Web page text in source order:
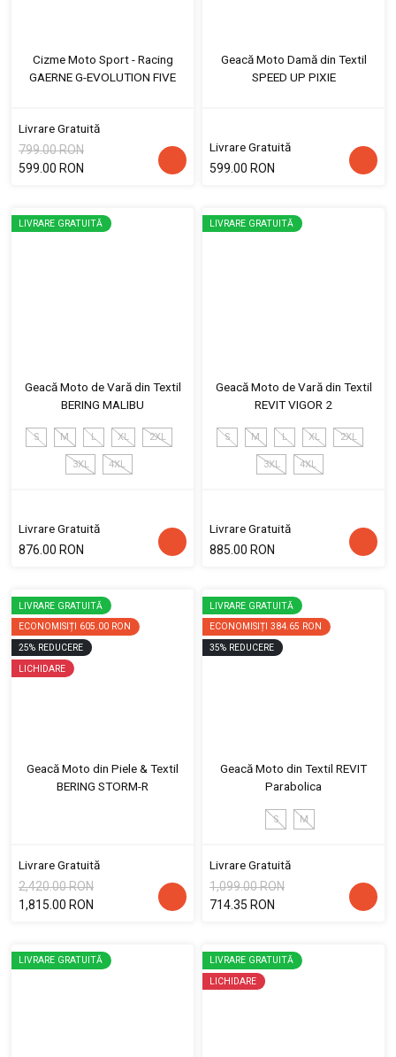
Cizme Moto Sport - Racing
GAERNE G-EVOLUTION FIVE
Livrare Gratuită
799.00 RON
599.00 RON
Geacă Moto Damă din Textil
SPEED UP PIXIE
Livrare Gratuită
599.00 RON
LIVRARE GRATUITĂ
Geacă Moto de Vară din Textil
BERING MALIBU
S M L XL 2XL
3XL 4XL
Livrare Gratuită
876.00 RON
LIVRARE GRATUITĂ
Geacă Moto de Vară din Textil
REVIT VIGOR 2
S M L XL 2XL
3XL 4XL
Livrare Gratuită
885.00 RON
LIVRARE GRATUITĂ
ECONOMISIȚI 605.00 RON
25% REDUCERE
LICHIDARE
Geacă Moto din Piele & Textil
BERING STORM-R
Livrare Gratuită
2,420.00 RON
1,815.00 RON
LIVRARE GRATUITĂ
ECONOMISIȚI 384.65 RON
35% REDUCERE
Geacă Moto din Textil REVIT
Parabolica
S M
Livrare Gratuită
1,099.00 RON
714.35 RON
LIVRARE GRATUITĂ
LIVRARE GRATUITĂ
LICHIDARE